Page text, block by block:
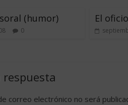
(humor)
0
El
respuesta
correo electrónico no será